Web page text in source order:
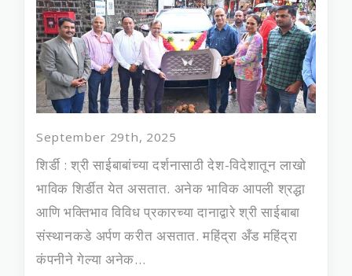
September 29th, 2025
शिर्डी : श्री साईबाबांच्या दर्शनासाठी देश-विदेशातून लाखो
भाविक शिर्डीत येत असतात. अनेक भाविक आपली श्रद्धा
आणि भक्तिभाव विविध प्रकारच्या दानाद्वारे श्री साईबाबा
संस्थानकडे अर्पण करीत असतात. महिंद्रा अँड महिंद्रा
कंपनीने गेल्या अनेक...